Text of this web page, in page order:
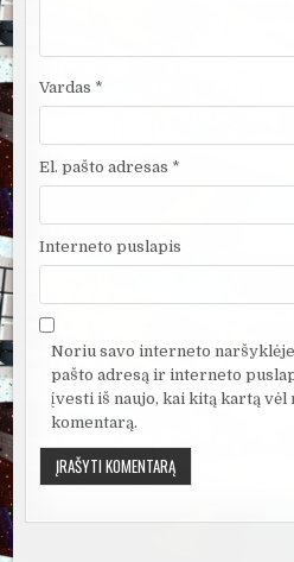
Vardas *
El. pašto adresas *
Interneto puslapis
Noriu savo interneto
pašto adresą ir interneto
įvesti iš naujo, kai kitą kartą vėl
komentarą.